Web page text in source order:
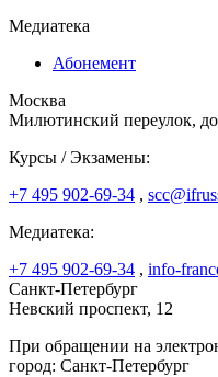
Медиатека
Абонемент
Москва
Милютинский переулок,
Курсы / Экзамены:
+7 495 902-69-34 ,
Медиатека:
+7 495 902-69-34 , info-
Санкт-Петербург
Невский проспект, 12
При обращении на
город: Санкт-Петербург